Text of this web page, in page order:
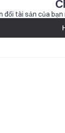
đổi tài sản của